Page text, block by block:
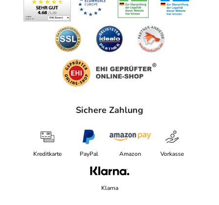
Sichere Zahlung
Kreditkarte PayPal Amazon Vorkasse
Klarna